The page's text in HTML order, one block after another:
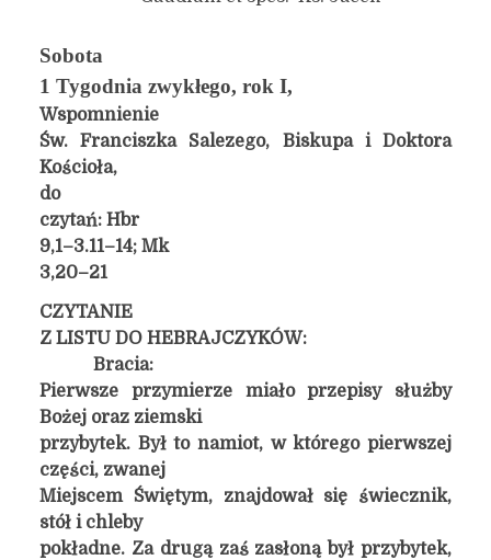
Sobota
1 Tygodnia zwykłego, rok I,
Wspomnienie
Św. Franciszka Salezego, Biskupa i Doktora
Kościoła,
do
czytań: Hbr
9,1–3.11–14; Mk
3,20–21
CZYTANIE
Z LISTU DO HEBRAJCZYKÓW:
Bracia:
Pierwsze przymierze miało przepisy służby
Bożej oraz ziemski
przybytek. Był to namiot, w którego pierwszej
części, zwanej
Miejscem Świętym, znajdował się świecznik,
stół i chleby
pokładne. Za drugą zaś zasłoną był przybytek,